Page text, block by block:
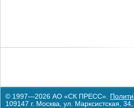
© 1997—2026 АО «СК ПРЕСС».
109147 г. Москва, ул. Марксистская,